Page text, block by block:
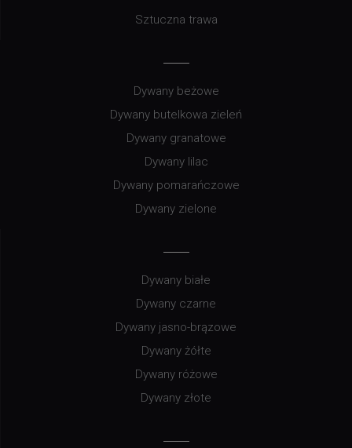
Sztuczna trawa
Dywany beżowe
Dywany butelkowa zieleń
Dywany granatowe
Dywany lilac
Dywany pomarańczowe
Dywany zielone
Dywany białe
Dywany czarne
Dywany jasno-brązowe
Dywany żółte
Dywany różowe
Dywany złote